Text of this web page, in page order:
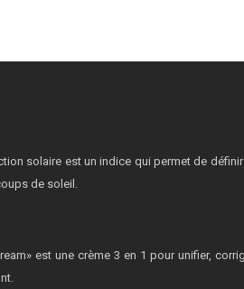
solaire est un indice qui permet de
de soleil.
est une crème 3 en 1 pour unifier,